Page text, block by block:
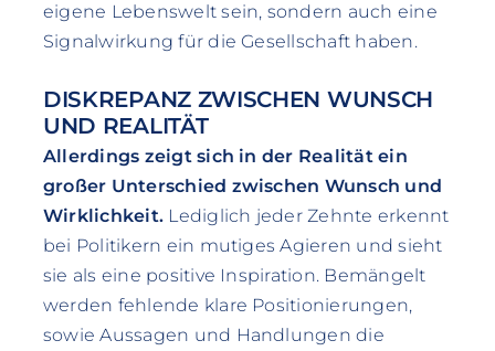
eigene Lebenswelt sein, sondern auch eine
Signalwirkung für die Gesellschaft haben.
DISKREPANZ ZWISCHEN WUNSCH
UND REALITÄT
Allerdings zeigt sich in der Realität ein
großer Unterschied zwischen Wunsch und
Wirklichkeit. Lediglich jeder Zehnte erkennt
bei Politikern ein mutiges Agieren und sieht
sie als eine positive Inspiration. Bemängelt
werden fehlende klare Positionierungen,
sowie Aussagen und Handlungen die